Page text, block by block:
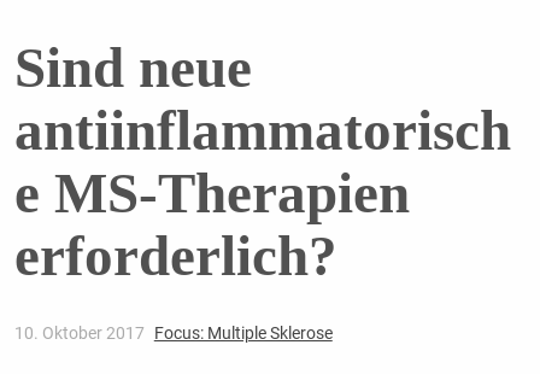
Sind neue
antiinflammatorisch
e MS-Therapien
erforderlich?
10. Oktober 2017 Focus: Multiple Sklerose